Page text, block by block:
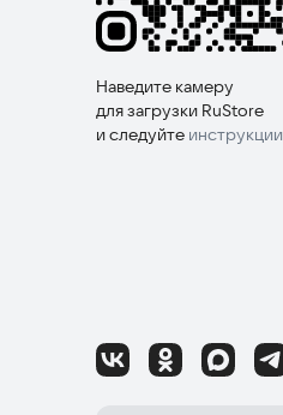
Наведите камеру
для загрузки RuStore
и следуйте инструкции